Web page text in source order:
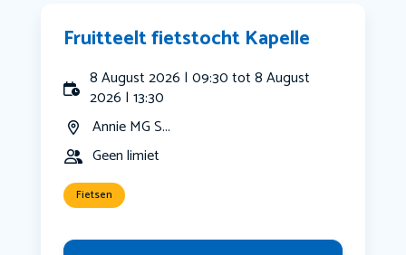
Fruitteelt fietstocht Kapelle
8 August 2026 | 09:30 tot 8 August
2026 | 13:30
Annie MG S...
Geen limiet
Fietsen